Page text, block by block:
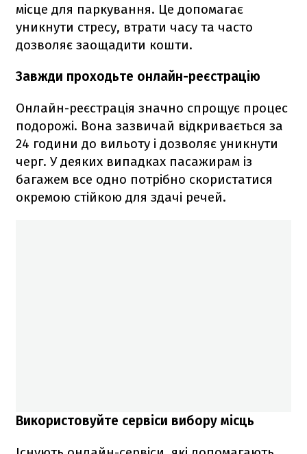
місце для паркування. Це допомагає
уникнути стресу, втрати часу та часто
дозволяє заощадити кошти.
Завжди проходьте онлайн-реєстрацію
Онлайн-реєстрація значно спрощує процес
подорожі. Вона зазвичай відкривається за
24 години до вильоту і дозволяє уникнути
черг. У деяких випадках пасажирам із
багажем все одно потрібно скористатися
окремою стійкою для здачі речей.
Використовуйте сервіси вибору місць